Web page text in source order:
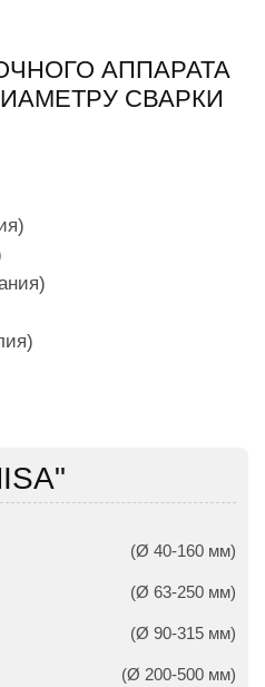
АППАРАТА
СВАРКИ
(Ø 40-160 мм)
(Ø 63-250 мм)
(Ø 90-315 мм)
(Ø 200-500 мм)